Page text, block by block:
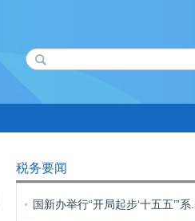
税务要闻
国新办举行“开局起步‘十五五’”系...